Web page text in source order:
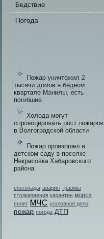
Бедстви­е
Погода
Пожар уничтожил 2
тысячи домов в бедном
квартале Манилы, есть
погибшие
Холода могут
спровоцировать рост пожаров
в Волгоградской области
Пожар произошел в
детском саду в поселке
Некрасовка Хабаровского
района
снегопады авария травмы
столкновения карантин мороз
полет МЧС уголовное дело
пожар погода ДТП